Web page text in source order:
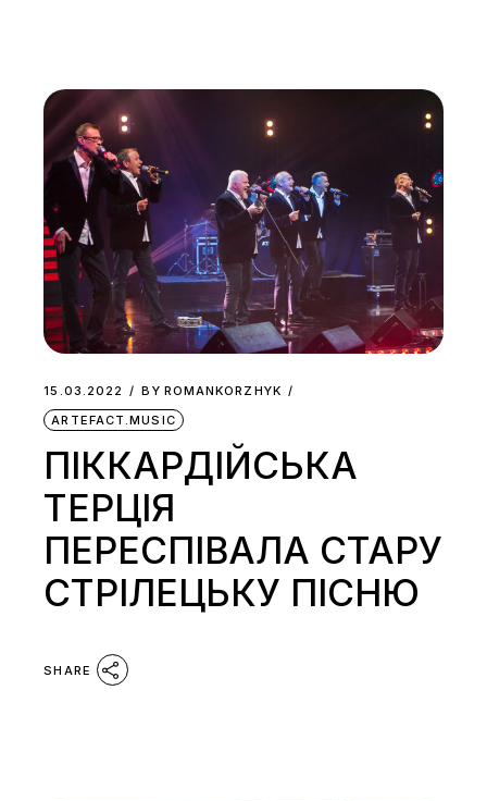
15.03.2022 BY ROMANKORZHYK
ARTEFACT.MUSIC
ПІККАРДІЙСЬКА
ТЕРЦІЯ
ПЕРЕСПІВАЛА СТАРУ
СТРІЛЕЦЬКУ ПІСНЮ
SHARE